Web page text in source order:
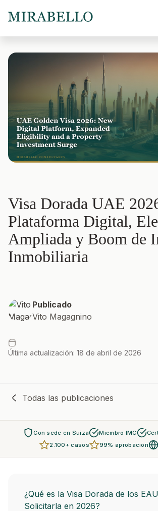
Visa Dorada UAE
Plataforma Digital,
Ampliada y Boom de
Inmobiliaria
Publicado
Vito Magagnino
Última actualización: 18 de abril de 2026
Todas las publicaciones
Con sede en Suiza Miembro IMC
2.100+ casos
99% aprobación
¿Qué es la Visa Dorada de los
Solicitarla en 2026?